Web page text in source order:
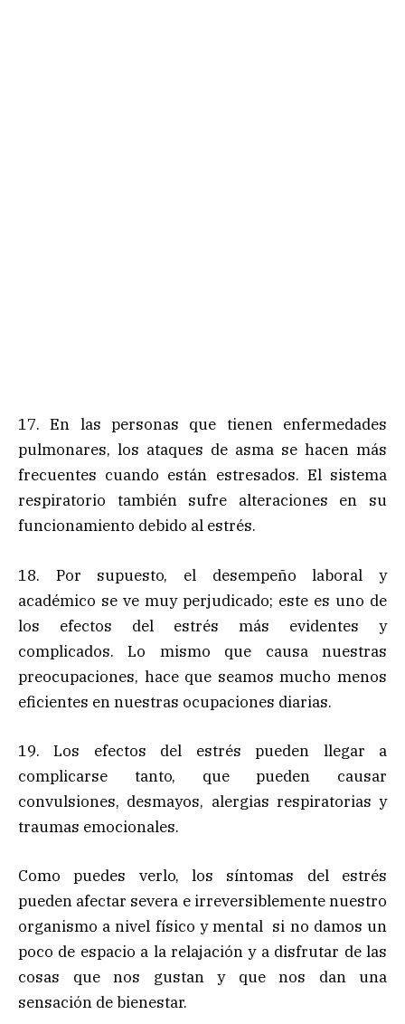
17. En las personas que tienen enfermedades
pulmonares, los ataques de asma se hacen más
frecuentes cuando están estresados. El sistema
respiratorio también sufre alteraciones en su
funcionamiento debido al estrés.
18. Por supuesto, el desempeño laboral y
académico se ve muy perjudicado; este es uno de
los efectos del estrés más evidentes y
complicados. Lo mismo que causa nuestras
preocupaciones, hace que seamos mucho menos
eficientes en nuestras ocupaciones diarias.
19. Los efectos del estrés pueden llegar a
complicarse tanto, que pueden causar
convulsiones, desmayos, alergias respiratorias y
traumas emocionales.
Como puedes verlo, los síntomas del estrés
pueden afectar severa e irreversiblemente nuestro
organismo a nivel físico y mental si no damos un
poco de espacio a la relajación y a disfrutar de las
cosas que nos gustan y que nos dan una
sensación de bienestar.